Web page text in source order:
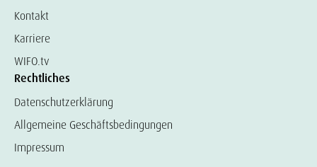
Kontakt
Karriere
WIFO.tv
Rechtliches
Datenschutzerklärung
Allgemeine Geschäftsbedingungen
Impressum